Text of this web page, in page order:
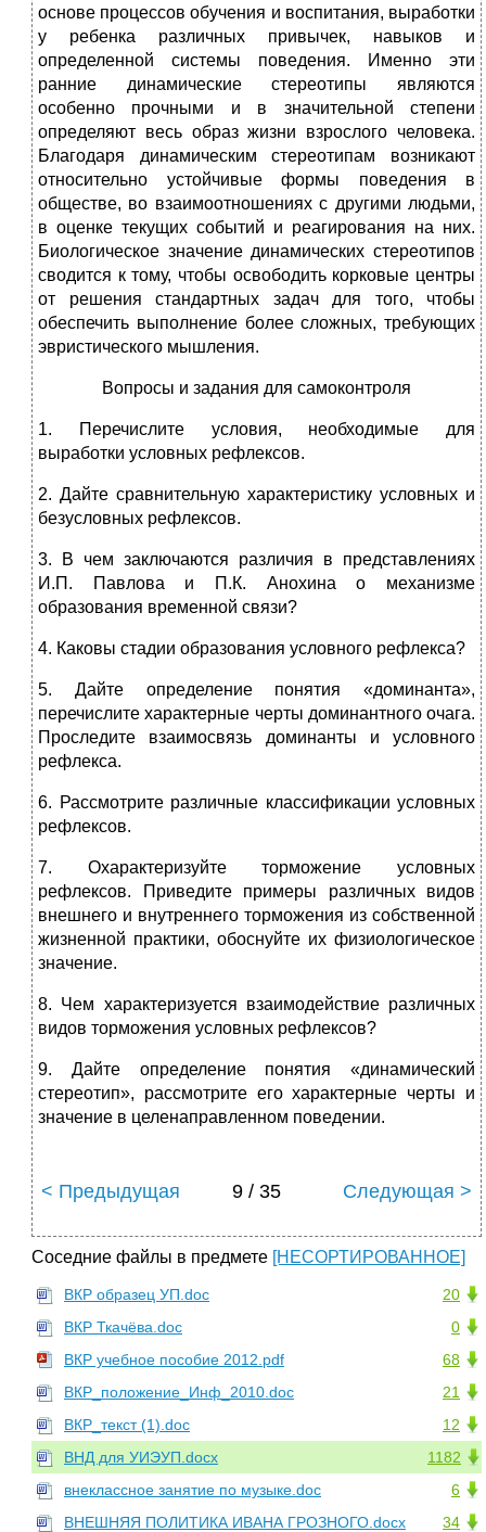
основе процессов обучения и воспитания, выработки
у ребенка различных привычек, навыков и
определенной системы поведения. Именно эти
ранние динамические стереотипы являются
особенно прочными и в значительной степени
определяют весь образ жизни взрослого человека.
Благодаря динамическим стереотипам возникают
относительно устойчивые формы поведения в
обществе, во взаимоотношениях с другими людьми,
в оценке текущих событий и реагирования на них.
Биологическое значение динамических стереотипов
сводится к тому, чтобы освободить корковые центры
от решения стандартных задач для того, чтобы
обеспечить выполнение более сложных, требующих
эвристического мышления.
Вопросы и задания для самоконтроля
1. Перечислите условия, необходимые для
выработки условных рефлексов.
2. Дайте сравнительную характеристику условных и
безусловных рефлексов.
3. В чем заключаются различия в представлениях
И.П. Павлова и П.К. Анохина о механизме
образования временной связи?
4. Каковы стадии образования условного рефлекса?
5. Дайте определение понятия «доминанта»,
перечислите характерные черты доминантного очага.
Проследите взаимосвязь доминанты и условного
рефлекса.
6. Рассмотрите различные классификации условных
рефлексов.
7. Охарактеризуйте торможение условных
рефлексов. Приведите примеры различных видов
внешнего и внутреннего торможения из собственной
жизненной практики, обоснуйте их физиологическое
значение.
8. Чем характеризуется взаимодействие различных
видов торможения условных рефлексов?
9. Дайте определение понятия «динамический
стереотип», рассмотрите его характерные черты и
значение в целенаправленном поведении.
< Предыдущая 9 / 35 Следующая >
Соседние файлы в предмете [НЕСОРТИРОВАННОЕ]
20
ВКР образец УП.doc
0
ВКР Ткачёва.doc
68
ВКР учебное пособие 2012.pdf
21
ВКР_положение_Инф_2010.doc
12
ВКР_текст (1).doc
1182
ВНД для УИЭУП.docx
6
внеклассное занятие по музыке.doc
34
ВНЕШНЯЯ ПОЛИТИКА ИВАНА ГРОЗНОГО.docx